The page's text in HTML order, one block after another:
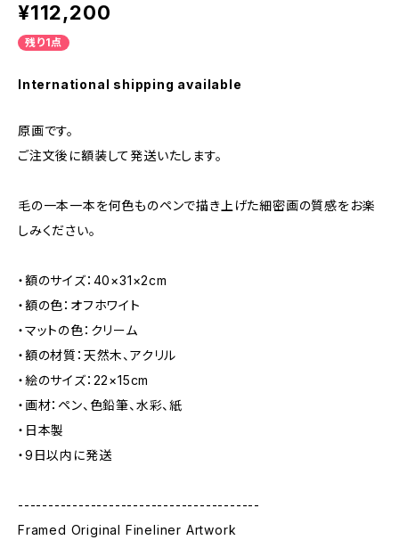
¥112,200
残り1点
International shipping available
原画です。
ご注文後に額装して発送いたします。
毛の一本一本を何色ものペンで描き上げた細密画の質感をお楽
しみください。
・額のサイズ：40×31×2cm
・額の色：オフホワイト
・マットの色：クリーム
・額の材質：天然木、アクリル
・絵のサイズ：22×15cm
・画材：ペン、色鉛筆、水彩、紙
・日本製
・9日以内に発送
----------------------------------------
Framed Original Fineliner Artwork